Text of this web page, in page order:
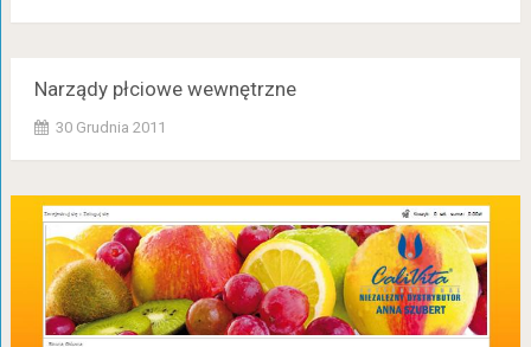
Narządy płciowe wewnętrzne
30 Grudnia 2011